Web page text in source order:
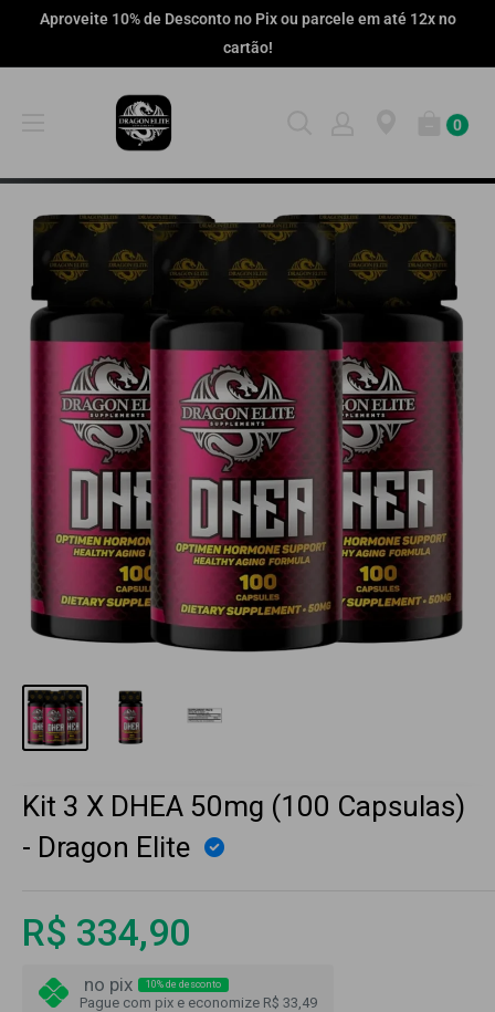
Aproveite 10% de Desconto no Pix ou parcele em até 12x no
cartão!
0
Kit 3 X DHEA 50mg (100 Capsulas)
- Dragon Elite
R$ 334,90
no pix 10% de desconto
Pague com pix e economize R$ 33,49